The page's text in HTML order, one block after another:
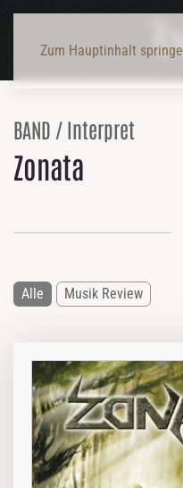
Zum Hauptinhalt
BAND / Interpret
Zonata
Alle Musik Review